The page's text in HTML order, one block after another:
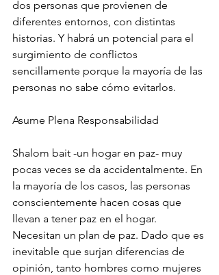
dos personas que provienen de
diferentes entornos, con distintas
historias. Y habrá un potencial para el
surgimiento de conflictos
sencillamente porque la mayoría de las
personas no sabe cómo evitarlos.
Asume Plena Responsabilidad
Shalom bait -un hogar en paz- muy
pocas veces se da accidentalmente. En
la mayoría de los casos, las personas
conscientemente hacen cosas que
llevan a tener paz en el hogar.
Necesitan un plan de paz. Dado que es
inevitable que surjan diferencias de
opinión, tanto hombres como mujeres